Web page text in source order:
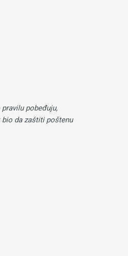
pobeđuju,
bio da zaštiti poštenu